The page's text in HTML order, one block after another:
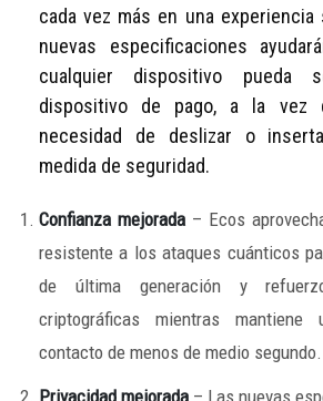
cada vez más en una
nuevas especificaciones
cualquier dispositivo pueda
dispositivo de pago, a la vez
necesidad de deslizar o
medida de seguridad.
Confianza mejorada – Ecos
resistente a los ataques cuánticos
de última generación y
criptográficas mientras
contacto de menos de medio segundo.